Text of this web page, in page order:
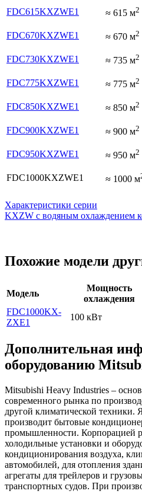
FDC615KXZWE1
≈ 615 м2
FDC670KXZWE1
≈ 670 м2
FDC730KXZWE1
≈ 735 м2
FDC775KXZWE1
≈ 775 м2
FDC850KXZWE1
≈ 850 м2
FDC900KXZWE1
≈ 900 м2
FDC950KXZWE1
≈ 950 м2
FDC1000KXZWE1
≈ 1000 м
Характеристики серии
KXZW с водяным охлаждением
Похожие модели
Модель
Мощность
охлаждения
FDC1000KX-
ZXE1
100 кВт
Дополнительная
оборудованию
Mitsubishi Heavy Industries –
современного рынка по
другой климатической техники.
производит бытовые
промышленности. Корпорацией
холодильные установки и
кондиционирования воздуха,
автомобилей, для отопления
агрегаты для трейлеров и
транспортных судов. При